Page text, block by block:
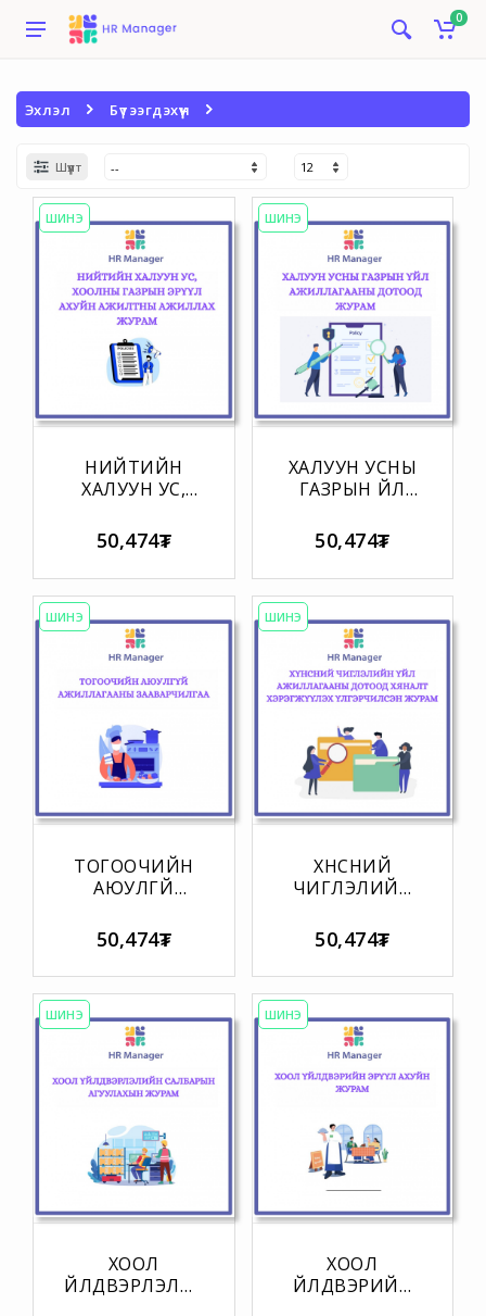
0
Эхлэл Бүтээгдэхүүн
Шүүлт
ШИНЭ
НИЙТИЙН
ХАЛУУН УС,
ГАЗРЫН ЭРҮҮЛ
АХУЙН
АЖИЛТНЫ
АЖИЛЛАХ
ЖУРАМ
50,474₮
ШИНЭ
ХАЛУУН УСНЫ
ГАЗРЫН ҮЙЛ
ДОТООД
ЖУРАМ
50,474₮
ШИНЭ
ТОГООЧИЙН
АЮУЛГҮЙ
ЗААВАРЧИЛГАА
50,474₮
ШИНЭ
ХҮНСНИЙ
ЧИГЛЭЛИЙН
АЖИЛЛАГААНЫ
ДОТООД
ХЯНАЛТ
ХЭРЭГЖҮҮЛЭХ
ҮЛГЭРЧИЛСЭН
ЖУРАМ
50,474₮
ШИНЭ
ХООЛ
ҮЙЛДВЭРЛЭЛИЙН
ШИНЭ
ХООЛ
ҮЙЛДВЭРИЙН